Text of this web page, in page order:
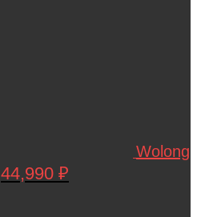
Wolong
Первоначальная
44,990 ₽